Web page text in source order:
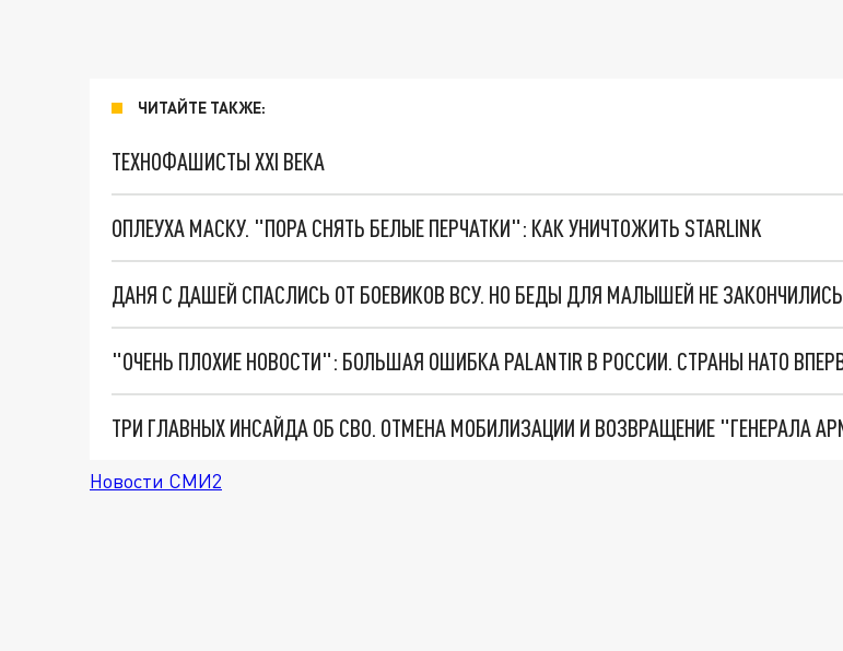
ЧИТАЙТЕ ТАКЖЕ:
ТЕХНОФАШИСТЫ XXI ВЕКА
ОПЛЕУХА МАСКУ. "ПОРА СНЯТЬ БЕЛЫЕ ПЕРЧАТКИ": КАК УНИЧТОЖИТЬ STARLINK
ДАНЯ С ДАШЕЙ СПАСЛИСЬ ОТ БОЕВИКОВ ВСУ. НО БЕДЫ ДЛЯ МАЛЫШЕЙ НЕ ЗАКОНЧИЛИСЬ
Новости СМИ2